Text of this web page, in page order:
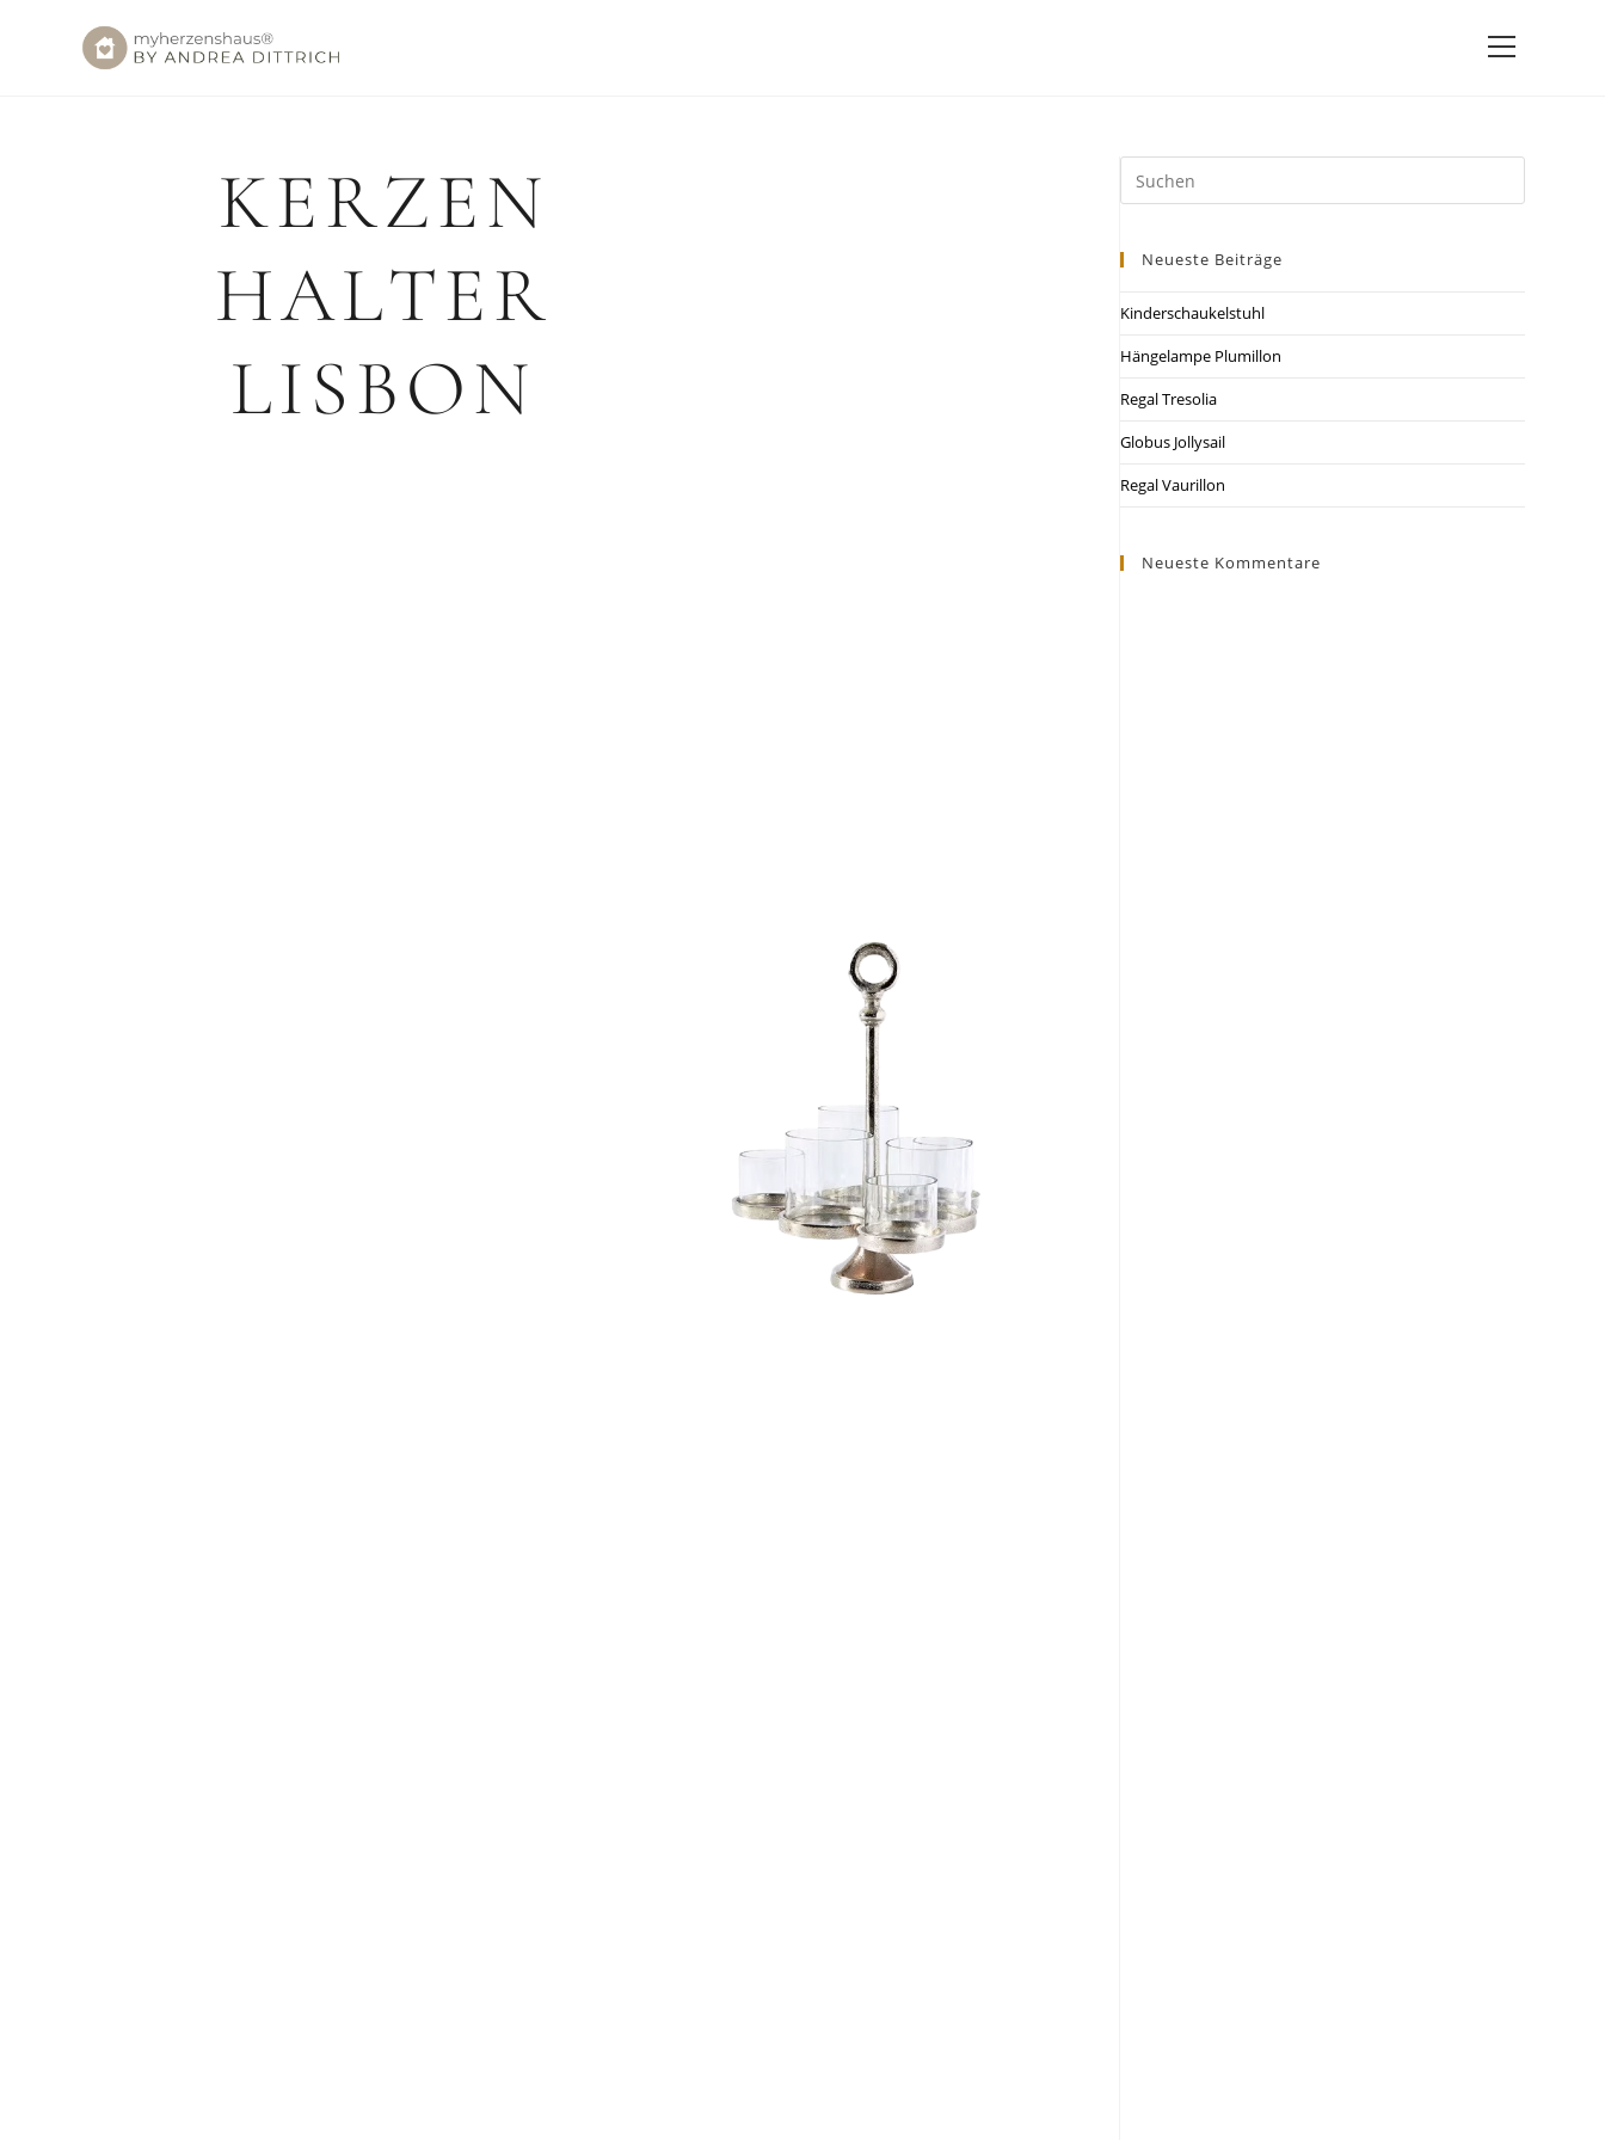
KERZEN
HALTER
LISBON
Neueste Beiträge
Kinderschaukelstuhl
Hängelampe Plumillon
Regal Tresolia
Globus Jollysail
Regal Vaurillon
Neueste Kommentare